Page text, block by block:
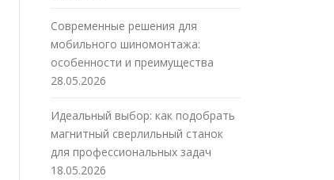
Современные решения для
мобильного шиномонтажа:
особенности и преимущества
28.05.2026
Идеальный выбор: как подобрать
магнитный сверлильный станок
для профессиональных задач
18.05.2026